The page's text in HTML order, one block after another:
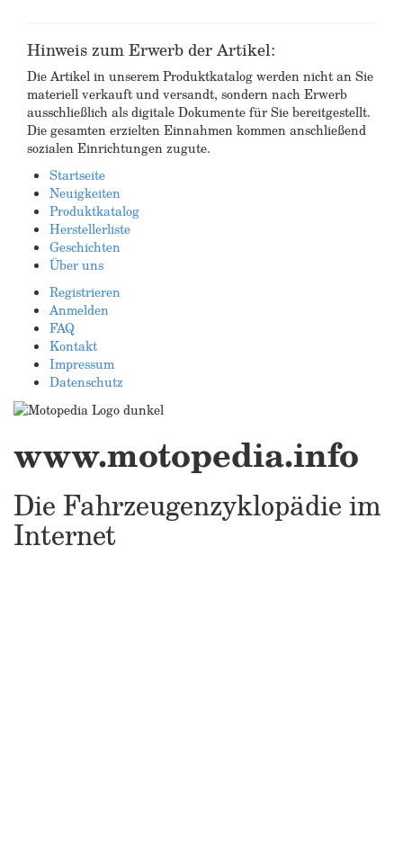
Hinweis zum Erwerb der Artikel:
Die Artikel in unserem Produktkatalog werden nicht an Sie
materiell verkauft und versandt, sondern nach Erwerb
ausschließlich als digitale Dokumente für Sie bereitgestellt.
Die gesamten erzielten Einnahmen kommen anschließend
sozialen Einrichtungen zugute.
Startseite
Neuigkeiten
Produktkatalog
Herstellerliste
Geschichten
Über uns
Registrieren
Anmelden
FAQ
Kontakt
Impressum
Datenschutz
www.motopedia.info
Die Fahrzeugenzyklopädie im
Internet